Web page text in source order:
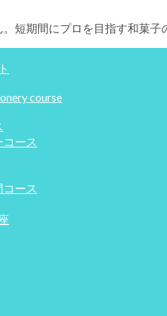
短期間にプロを目指す和菓子
course
ース
ース